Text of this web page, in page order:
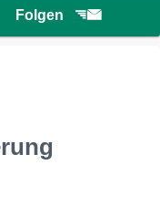
Folgen